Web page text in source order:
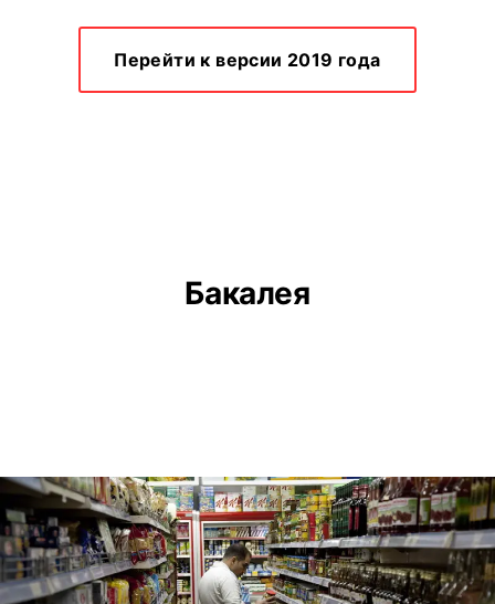
Перейти к версии 2019 года
Бакалея